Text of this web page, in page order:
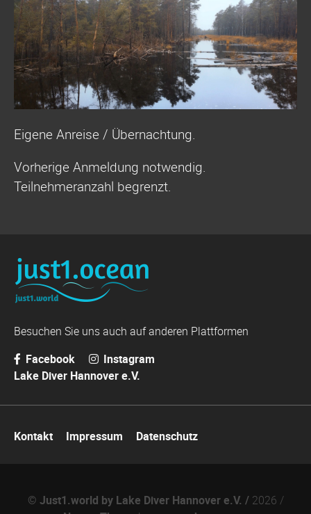
Gewässer-
Monitoring
von
zwei
Moorseen
im
Landkreis
Cuxhaven
Eigene Anreise / Übernachtung.
Vorherige Anmeldung notwendig.
Teilnehmeranzahl begrenzt.
Besuchen Sie uns auch auf anderen Plattformen
Facebook
Instagram
Lake Diver Hannover e.V.
überspringen
Kontakt Impressum Datenschutz
© Just1.world by Lake Diver Hannover e.V. / 2026 /